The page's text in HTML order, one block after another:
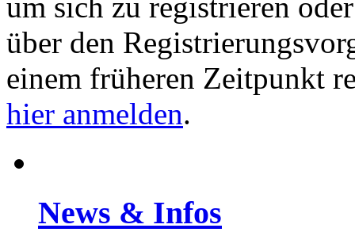
über den
einem früheren Zeitpunkt
hier anmelden.
News & Infos